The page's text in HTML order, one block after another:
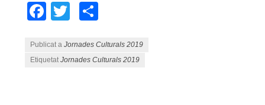
Facebook
Twitter
Publicat aJornades Culturals 2019
EtiquetatJornades Culturals 2019